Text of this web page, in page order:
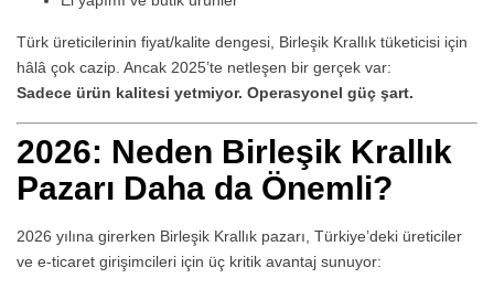
Türk üreticilerinin fiyat/kalite dengesi, Birleşik Krallık tüketicisi için
hâlâ çok cazip. Ancak 2025’te netleşen bir gerçek var:
Sadece ürün kalitesi yetmiyor. Operasyonel güç şart.
2026: Neden Birleşik Krallık
Pazarı Daha da Önemli?
2026 yılına girerken Birleşik Krallık pazarı, Türkiye’deki üreticiler
ve e-ticaret girişimcileri için üç kritik avantaj sunuyor: